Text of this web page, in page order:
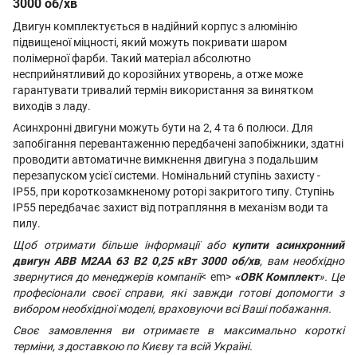
3000 об/хв
Двигун комплектується в надійний корпус з алюмінію
підвищеної міцності, який можуть покривати шаром
полімерної фарби. Такий матеріал абсолютно
несприйнятливий до корозійних утворень, а отже може
гарантувати тривалий термін використання за винятком
виходів з ладу.
Асинхронні двигуни можуть бути на 2, 4 та 6 полюси. Для
запобігання перевантаженню передбачені запобіжники, здатні
проводити автоматичне вимкнення двигуна з подальшим
перезапуском усієї системи. Номінальний ступінь захисту -
IP55, при короткозамкненому роторі закритого типу. Ступінь
IP55 передбачає захист від потрапляння в механізм води та
пилу.
Щоб отримати більше інформації або купити асинхронний
двигун ABB M2AA 63 B2 0,25 кВт 3000 об/хв, вам необхідно
звернутися до менеджерів компанії< em> «ОВК Комплект». Це
професіонали своєї справи, які завжди готові допомогти з
вибором необхідної моделі, враховуючи всі Ваші побажання.
Своє замовлення ви отримаєте в максимально короткі
терміни, з доставкою по Києву та всій Україні.